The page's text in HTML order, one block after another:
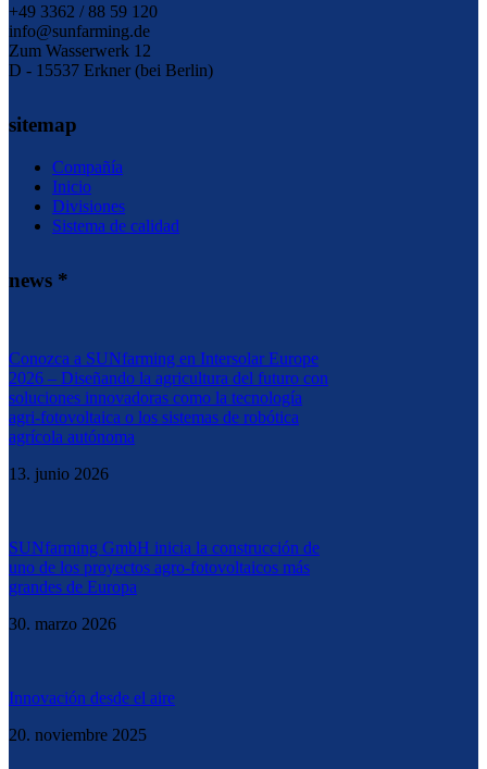
+49 3362 / 88 59 120
info@sunfarming.de
Zum Wasserwerk 12
D - 15537 Erkner (bei Berlin)
sitemap
Compañía
Inicio
Divisiones
Sistema de calidad
news *
Conozca a SUNfarming en Intersolar Europe
2026 – Diseñando la agricultura del futuro con
soluciones innovadoras como la tecnología
agri-fotovoltaica o los sistemas de robótica
agrícola autónoma
13. junio 2026
SUNfarming GmbH inicia la construcción de
uno de los proyectos agro-fotovoltaicos más
grandes de Europa
30. marzo 2026
Innovación desde el aire
20. noviembre 2025